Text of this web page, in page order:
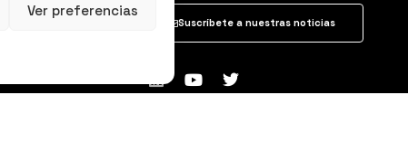
Ver preferencias
Suscríbete a nuestras noticias